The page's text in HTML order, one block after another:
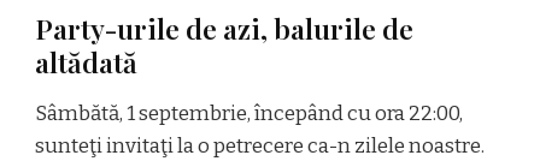
Party-urile de azi, balurile de
altădată
Sâmbătă, 1 septembrie, începând cu ora 22:00,
sunteţi invitaţi la o petrecere ca-n zilele noastre.